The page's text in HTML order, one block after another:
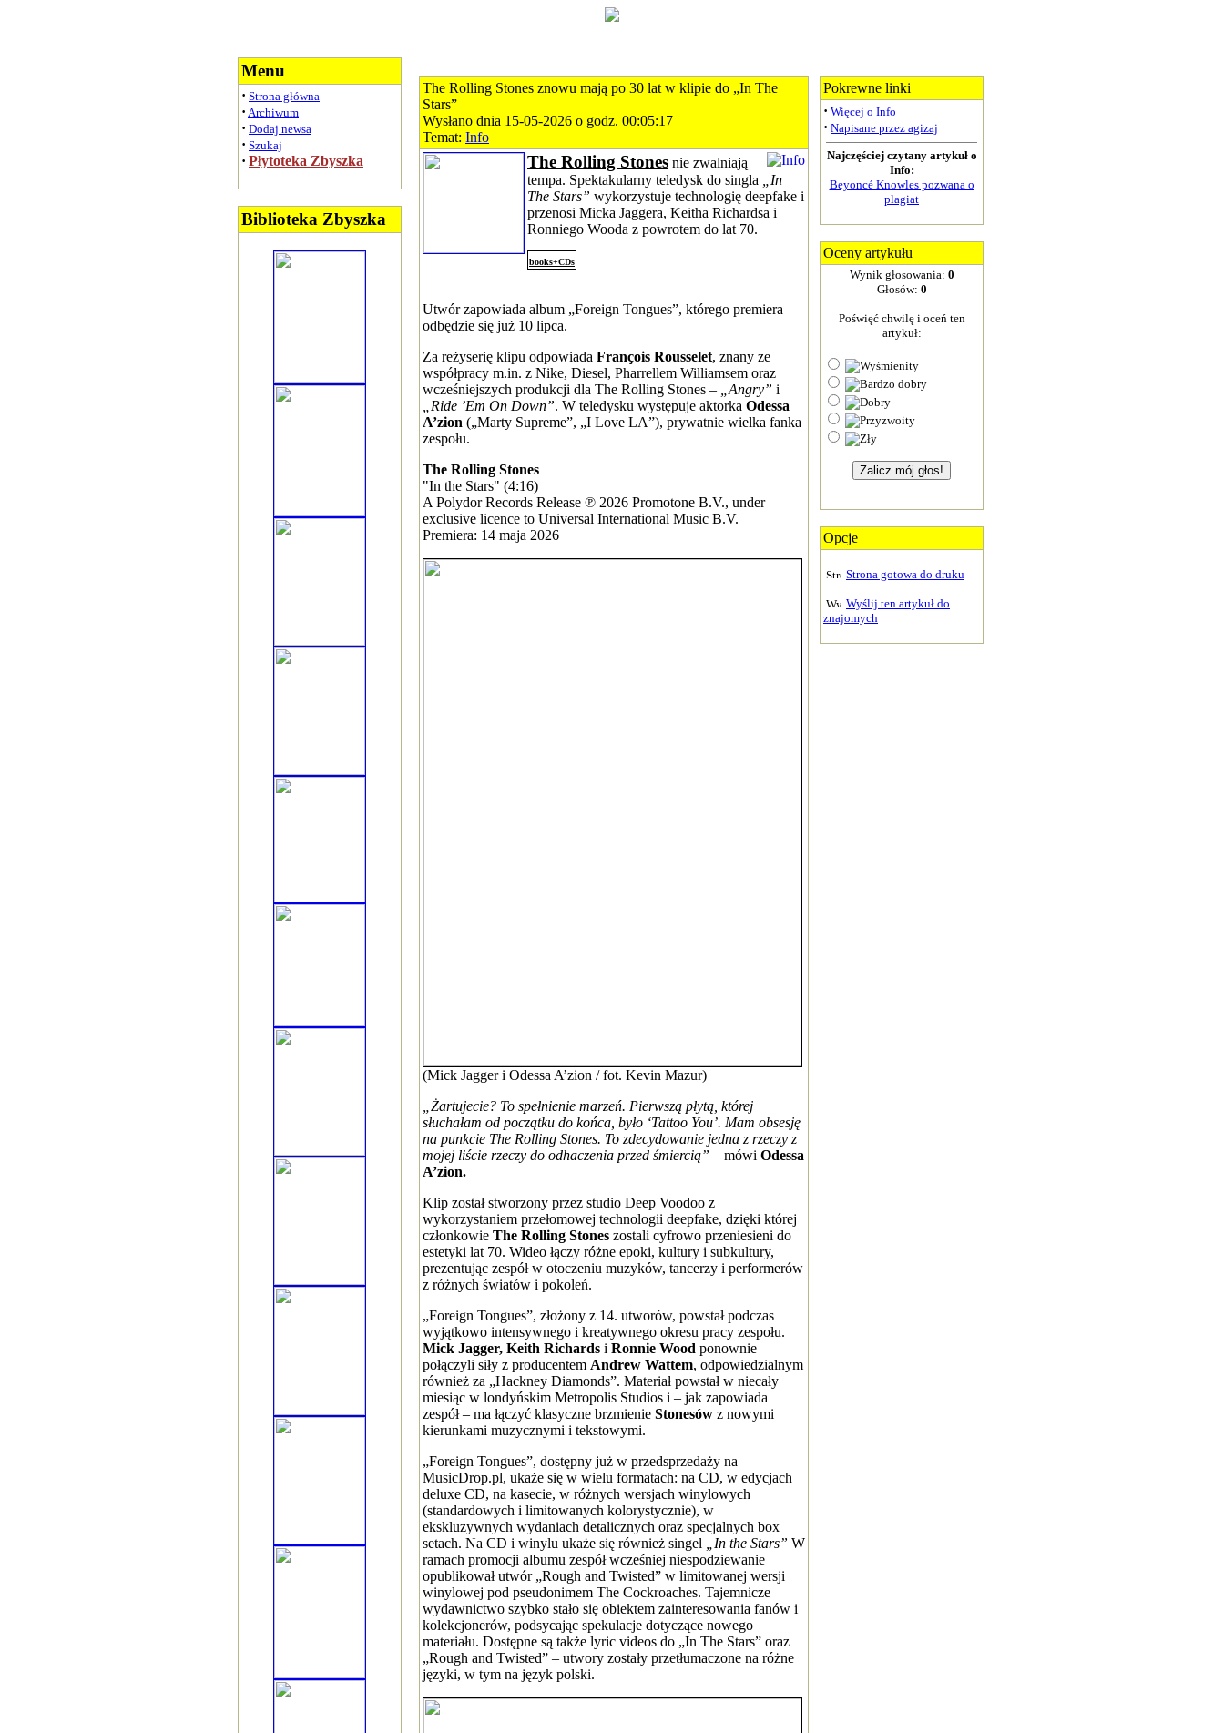
Menu
· Strona główna
· Archiwum
· Dodaj newsa
· Szukaj
· Płytoteka Zbyszka
Biblioteka Zbyszka
The Rolling Stones znowu mają po 30 lat w klipie do „In The
Stars”
Wysłano dnia 15-05-2026 o godz. 00:05:17
Temat: Info
The Rolling Stones nie zwalniają
tempa. Spektakularny teledysk do singla
„In
The Stars” wykorzystuje technologię deepfake i
przenosi Micka Jaggera, Keitha Richardsa i
Ronniego Wooda z powrotem do lat 70.
books+CDs
Utwór zapowiada album „Foreign Tongues”, którego premiera
odbędzie się już 10 lipca.
Za reżyserię klipu odpowiada François Rousselet, znany ze
współpracy m.in. z Nike, Diesel, Pharrellem Williamsem oraz
wcześniejszych produkcji dla The Rolling Stones –
„Angry” i
„Ride ’Em On Down”. W teledysku występuje aktorka Odessa
A’zion („Marty Supreme”, „I Love LA”), prywatnie wielka fanka
zespołu.
The Rolling Stones
"In the Stars" (4:16)
A Polydor Records Release ℗ 2026 Promotone B.V., under
exclusive licence to Universal International Music B.V.
Premiera: 14 maja 2026
(Mick Jagger i Odessa A’zion / fot. Kevin Mazur)
„Żartujecie? To spełnienie marzeń. Pierwszą płytą, której
słuchałam od początku do końca, było ‘Tattoo You’. Mam obsesję
na punkcie The Rolling Stones. To zdecydowanie jedna z rzeczy z
mojej liście rzeczy do odhaczenia przed śmiercią” – mówi Odessa
A’zion.
Klip został stworzony przez studio Deep Voodoo z
wykorzystaniem przełomowej technologii deepfake, dzięki której
członkowie The Rolling Stones zostali cyfrowo przeniesieni do
estetyki lat 70. Wideo łączy różne epoki, kultury i subkultury,
prezentując zespół w otoczeniu muzyków, tancerzy i performerów
z różnych światów i pokoleń.
„Foreign Tongues”, złożony z 14. utworów, powstał podczas
wyjątkowo intensywnego i kreatywnego okresu pracy zespołu.
Mick Jagger, Keith Richards i Ronnie Wood ponownie
połączyli siły z producentem Andrew Wattem, odpowiedzialnym
również za „Hackney Diamonds”. Materiał powstał w niecały
miesiąc w londyńskim Metropolis Studios i – jak zapowiada
zespół – ma łączyć klasyczne brzmienie Stonesów z nowymi
kierunkami muzycznymi i tekstowymi.
„Foreign Tongues”, dostępny już w przedsprzedaży na
MusicDrop.pl, ukaże się w wielu formatach: na CD, w edycjach
deluxe CD, na kasecie, w różnych wersjach winylowych
(standardowych i limitowanych kolorystycznie), w
ekskluzywnych wydaniach detalicznych oraz specjalnych box
setach. Na CD i winylu ukaże się również singel
„In the Stars” W
ramach promocji albumu zespół wcześniej niespodziewanie
opublikował utwór „Rough and Twisted” w limitowanej wersji
winylowej pod pseudonimem The Cockroaches. Tajemnicze
wydawnictwo szybko stało się obiektem zainteresowania fanów i
kolekcjonerów, podsycając spekulacje dotyczące nowego
materiału. Dostępne są także lyric videos do „In The Stars” oraz
„Rough and Twisted” – utwory zostały przetłumaczone na różne
języki, w tym na język polski.
Pokrewne linki
· Więcej o Info
· Napisane przez agizaj
Najczęściej czytany artykuł o
Info:
Beyoncé Knowles pozwana o
plagiat
Oceny artykułu
Wynik głosowania: 0
Głosów: 0
Poświęć chwilę i oceń ten
artykuł:
Opcje
Strona gotowa do druku
Wyślij ten artykuł do
znajomych